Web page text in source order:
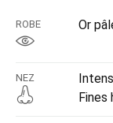
ROBE Or
NEZ
Fines